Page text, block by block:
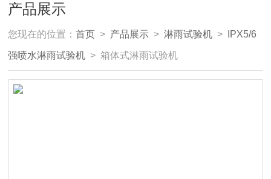
产品展示
您现在的位置：首页 > 产品展示 >淋雨试验机 > IPX5/6
强喷水淋雨试验机 > 箱体式淋雨试验机